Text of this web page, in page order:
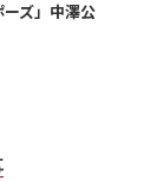
ズ」中澤公